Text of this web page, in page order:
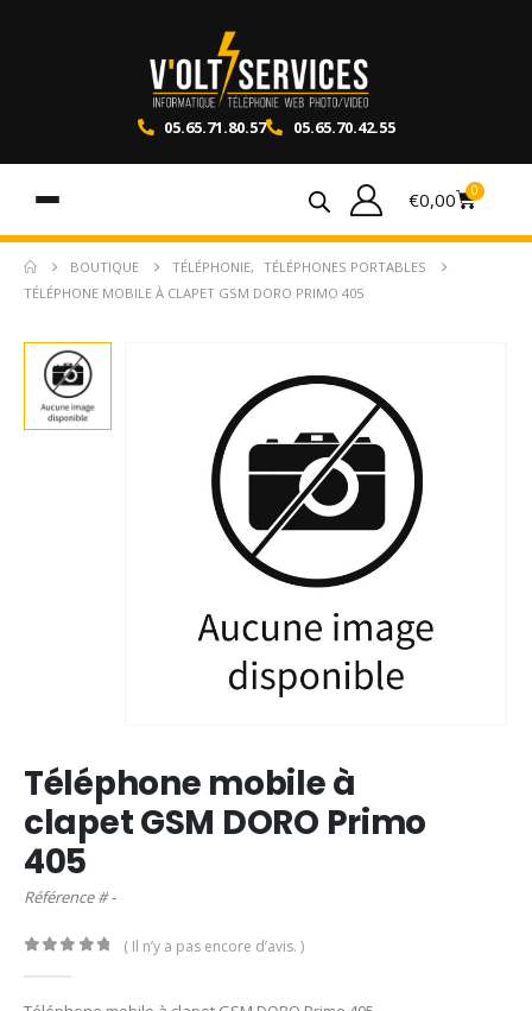
05.65.71.80.57 05.65.70.42.55
€0,00 0
BOUTIQUE TÉLÉPHONIE,
TÉLÉPHONES PORTABLES
TÉLÉPHONE MOBILE À CLAPET GSM DORO PRIMO 405
Téléphone mobile à
clapet GSM DORO Primo
405
Référence # -
( Il n’y a pas encore d’avis. )